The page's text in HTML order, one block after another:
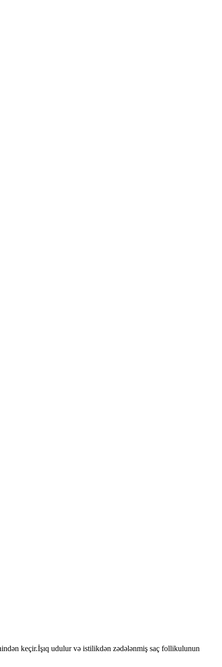
keçir.İşıq udulur və istilikdən zədələnmiş saç follikulunun